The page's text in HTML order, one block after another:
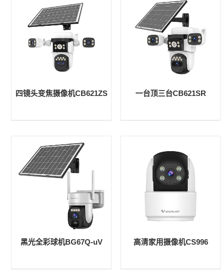
四镜头变焦摄像机CB621ZS 一台顶三台CB621SR
黑光全彩球机BG67Q-uV 高清家用摄像机CS996